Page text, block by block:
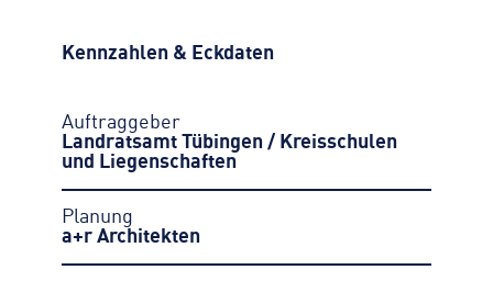
Kennzahlen & Eckdaten
Auftraggeber
Landratsamt Tübingen / Kreisschulen
und Liegenschaften
Planung
a+r Architekten